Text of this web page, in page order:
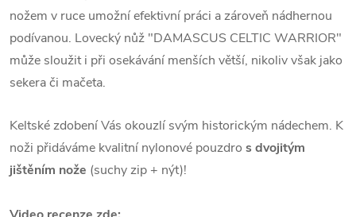
nožem v ruce umožní efektivní práci a zároveň nádhernou
podívanou. Lovecký nůž "DAMASCUS CELTIC WARRIOR"
může sloužit i při osekávání menších větší, nikoliv však jako
sekera či mačeta.
Keltské zdobení Vás okouzlí svým historickým nádechem. K
noži přidáváme kvalitní nylonové pouzdro s dvojitým
jištěním nože (suchy zip + nýt)!